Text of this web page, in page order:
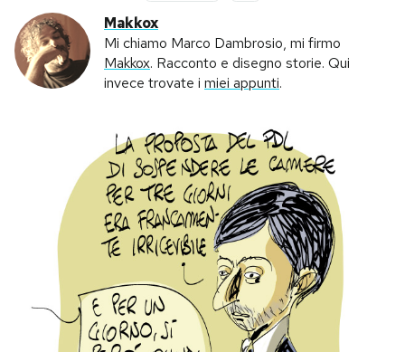
Politica
Tecnologia
Internet
Scienza
Sport
Storie/Idee
Ok Boomer!
Media
Altrecose
Mondiali calcio 2026
PODCAST
NEWSLETTER
Makkox
Mi chiamo Marco Dambrosio, mi firmo
Makkox. Racconto e disegno storie. Qui
invece trovate i miei appunti.